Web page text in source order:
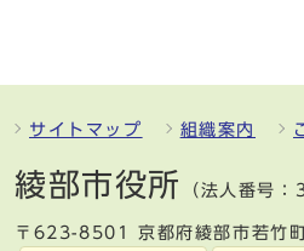
サイトマップ 組織案内
綾部市役所 （法人番号
〒623-8501 京都府綾部市若竹